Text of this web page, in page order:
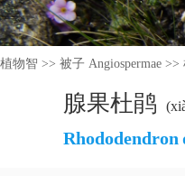
植物智 >> 被子 Angiospermae >>
腺果杜鹃
Rhododendron